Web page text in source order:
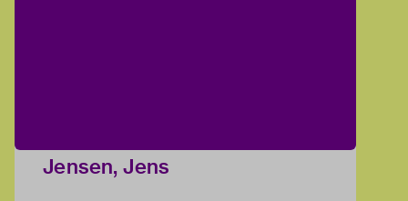
Jensen, Jens